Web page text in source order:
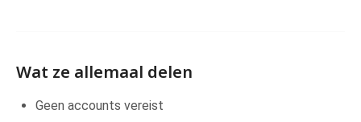
Wat ze allemaal delen
Geen accounts vereist